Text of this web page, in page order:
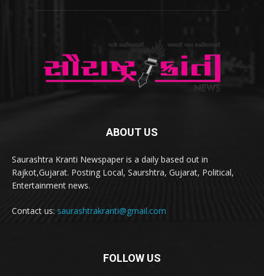
ABOUT US
Saurashtra Kranti Newspaper is a daily based out in
Rajkot,Gujarat. Posting Local, Saurshtra, Gujarat, Political,
Entertainment news.
Contact us: saurashtrakranti@gmail.com
FOLLOW US